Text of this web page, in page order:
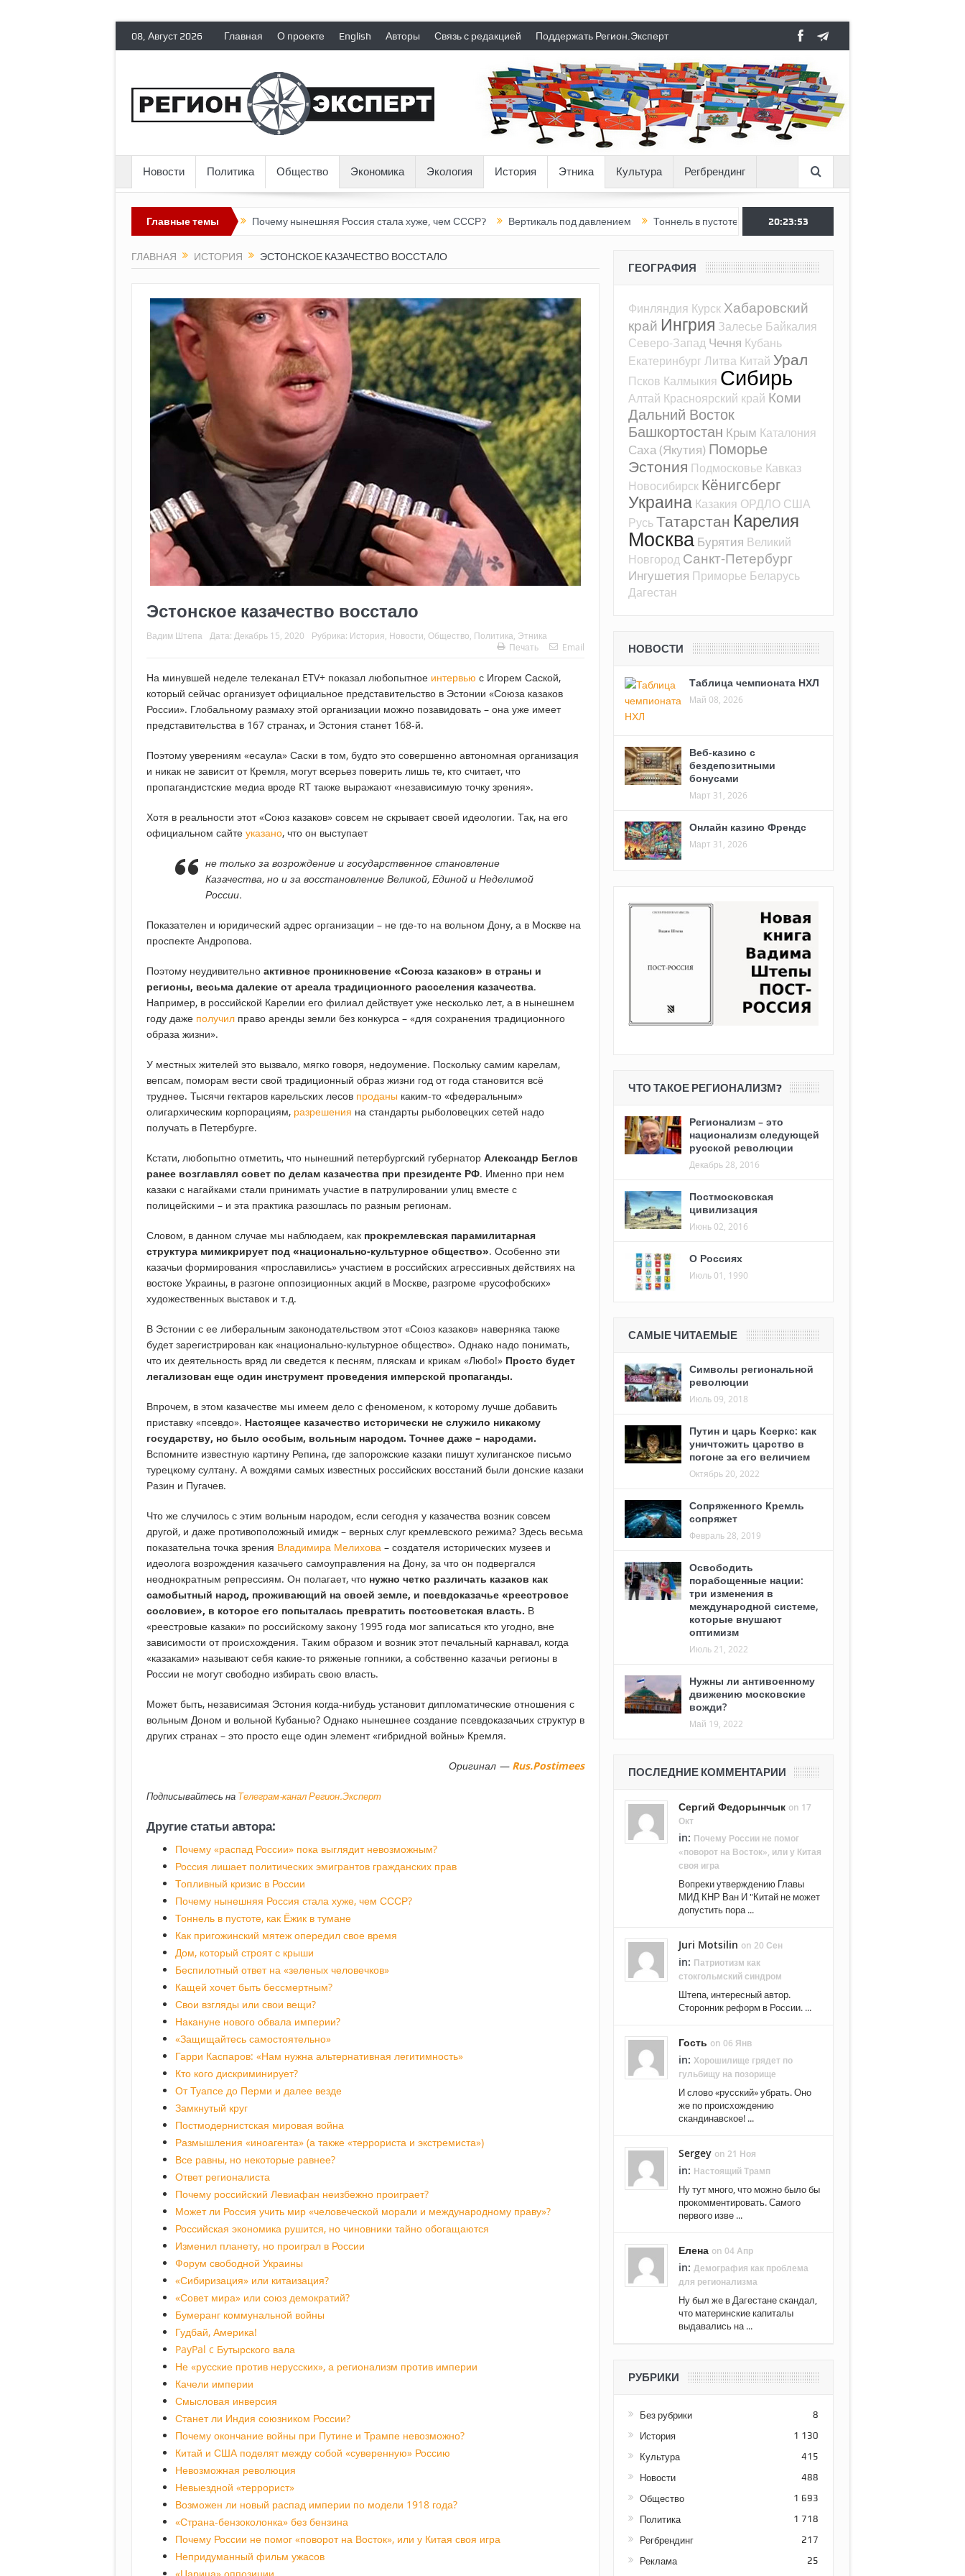
08, Август 2026 Главная О проекте English Авторы Связь с редакцией Поддержать Регион.Эксперт
Новости Политика Общество Экономика Экология История Этника Культура Регбрендинг
Главные темы
Топливный кризис в России Почему нынешняя Россия стала хуже, чем СССР? Вертикаль под давлением Тоннель в пустоте, как Ёжик в тумане Как пригожинский мятеж опередил
20:23:54
ГЛАВНАЯ ИСТОРИЯ ЭСТОНСКОЕ КАЗАЧЕСТВО ВОССТАЛО
Эстонское казачество восстало
Вадим Штепа Дата: Декабрь 15, 2020 Рубрика: История Новости Общество Политика Этника
Печать
Email
На минувшей неделе телеканал ETV+ показал любопытное интервью с Игорем Саской,
который сейчас организует официальное представительство в Эстонии «Союза казаков
России». Глобальному размаху этой организации можно позавидовать – она уже имеет
представительства в 167 странах, и Эстония станет 168-й.
Поэтому уверениям «есаула» Саски в том, будто это совершенно автономная организация
и никак не зависит от Кремля, могут всерьез поверить лишь те, кто считает, что
пропагандистские медиа вроде RT также выражают «независимую точку зрения».
Хотя в реальности этот «Союз казаков» совсем не скрывает своей идеологии. Так, на его
официальном сайте указано, что он выступает
не только за возрождение и государственное становление
Казачества, но и за восстановление Великой, Единой и Неделимой
России.
Показателен и юридический адрес организации – не где-то на вольном Дону, а в Москве на
проспекте Андропова.
Поэтому неудивительно активное проникновение «Союза казаков» в страны и
регионы, весьма далекие от ареала традиционного расселения казачества.
Например, в российской Карелии его филиал действует уже несколько лет, а в нынешнем
году даже получил право аренды земли без конкурса – «для сохранения традиционного
образа жизни».
У местных жителей это вызвало, мягко говоря, недоумение. Поскольку самим карелам,
вепсам, поморам вести свой традиционный образ жизни год от года становится всё
труднее. Тысячи гектаров карельских лесов проданы каким-то «федеральным»
олигархическим корпорациям, разрешения на стандарты рыболовецких сетей надо
получать в Петербурге.
Кстати, любопытно отметить, что нынешний петербургский губернатор Александр Беглов
ранее возглавлял совет по делам казачества при президенте РФ. Именно при нем
казаки с нагайками стали принимать участие в патрулировании улиц вместе с
полицейскими – и эта практика разошлась по разным регионам.
Словом, в данном случае мы наблюдаем, как прокремлевская парамилитарная
структура мимикрирует под «национально-культурное общество». Особенно эти
казачьи формирования «прославились» участием в российских агрессивных действиях на
востоке Украины, в разгоне оппозиционных акций в Москве, разгроме «русофобских»
художественных выставок и т.д.
В Эстонии с ее либеральным законодательством этот «Союз казаков» наверняка также
будет зарегистрирован как «национально-культурное общество». Однако надо понимать,
что их деятельность вряд ли сведется к песням, пляскам и крикам «Любо!» Просто будет
легализован еще один инструмент проведения имперской пропаганды.
Впрочем, в этом казачестве мы имеем дело с феноменом, к которому лучше добавить
приставку «псевдо». Настоящее казачество исторически не служило никакому
государству, но было особым, вольным народом. Точнее даже – народами.
Вспомните известную картину Репина, где запорожские казаки пишут хулиганское письмо
турецкому султану. А вождями самых известных российских восстаний были донские казаки
Разин и Пугачев.
Что же случилось с этим вольным народом, если сегодня у казачества возник совсем
другой, и даже противоположный имидж – верных слуг кремлевского режима? Здесь весьма
показательна точка зрения Владимира Мелихова – создателя исторических музеев и
идеолога возрождения казачьего самоуправления на Дону, за что он подвергался
неоднократным репрессиям. Он полагает, что нужно четко различать казаков как
самобытный народ, проживающий на своей земле, и псевдоказачье «реестровое
сословие», в которое его попыталась превратить постсоветская власть. В
«реестровые казаки» по российскому закону 1995 года мог записаться кто угодно, вне
зависимости от происхождения. Таким образом и возник этот печальный карнавал, когда
«казаками» называют себя какие-то ряженые гопники, а собственно казачьи регионы в
России не могут свободно избирать свою власть.
Может быть, независимая Эстония когда-нибудь установит дипломатические отношения с
вольным Доном и вольной Кубанью? Однако нынешнее создание псевдоказачьих структур в
других странах – это просто еще один элемент «гибридной войны» Кремля.
Оригинал — Rus.Postimees
Подписывайтесь на Телеграм-канал Регион.Эксперт
Другие статьи автора:
Почему «распад России» пока выглядит невозможным?
Россия лишает политических эмигрантов гражданских прав
Топливный кризис в России
Почему нынешняя Россия стала хуже, чем СССР?
Тоннель в пустоте, как Ёжик в тумане
Как пригожинский мятеж опередил свое время
Дом, который строят с крыши
Беспилотный ответ на «зеленых человечков»
Кащей хочет быть бессмертным?
Свои взгляды или свои вещи?
Накануне нового обвала империи?
«Защищайтесь самостоятельно»
Гарри Каспаров: «Нам нужна альтернативная легитимность»
Кто кого дискриминирует?
От Туапсе до Перми и далее везде
Замкнутый круг
Постмодернистская мировая война
Размышления «иноагента» (а также «террориста и экстремиста»)
Все равны, но некоторые равнее?
Ответ регионалиста
Почему российский Левиафан неизбежно проиграет?
Может ли Россия учить мир «человеческой морали и международному праву»?
Российская экономика рушится, но чиновники тайно обогащаются
Изменил планету, но проиграл в России
Форум свободной Украины
«Сибиризация» или китаизация?
«Совет мира» или союз демократий?
Бумеранг коммунальной войны
Гудбай, Америка!
PayPal c Бутырского вала
Не «русские против нерусских», а регионализм против империи
Качели империи
Смысловая инверсия
Станет ли Индия союзником России?
Почему окончание войны при Путине и Трампе невозможно?
Китай и США поделят между собой «суверенную» Россию
Невозможная революция
Невыездной «террорист»
Возможен ли новый распад империи по модели 1918 года?
«Страна-бензоколонка» без бензина
Почему России не помог «поворот на Восток», или у Китая своя игра
Непридуманный фильм ужасов
ГЕОГРАФИЯ
Финляндия Курск Хабаровский
край Ингрия Залесье Байкалия
Северо-Запад Чечня Кубань
Екатеринбург Литва Китай Урал
Псков Калмыкия Сибирь
Алтай Красноярский край Коми
Дальний Восток
Башкортостан Крым Каталония
Саха (Якутия) Поморье
Эстония Подмосковье Кавказ
Новосибирск Кёнигсберг
Украина Казакия ОРДЛО США
РусьТатарстан Карелия
Москва Бурятия Великий
Новгород Санкт-Петербург
Ингушетия Приморье Беларусь
Дагестан
НОВОСТИ
Таблица чемпионата НХЛ
Май 08, 2026
Веб-казино с
бездепозитными
бонусами
Март 31, 2026
Онлайн казино Френдс
Март 31, 2026
ЧТО ТАКОЕ РЕГИОНАЛИЗМ?
Регионализм – это
национализм следующей
русской революции
Декабрь 28, 2016
Постмосковская
цивилизация
Июнь 02, 2016
О Россиях
Июль 01, 1990
САМЫЕ ЧИТАЕМЫЕ
Символы региональной
революции
Июль 09, 2018
Путин и царь Ксеркс: как
уничтожить царство в
погоне за его величием
Октябрь 20, 2022
Сопряженного Кремль
сопряжет
Февраль 28, 2019
Освободить
порабощенные нации:
три изменения в
международной системе,
которые внушают
оптимизм
Июль 21, 2022
Нужны ли антивоенному
движению московские
вожди?
Май 19, 2022
ПОСЛЕДНИЕ КОММЕНТАРИИ
Сергий Федорынчык on 17
Окт
in: Почему России не помог
«поворот на Восток», или у Китая
своя игра
Вопреки утверждению Главы
МИД КНР Ван И "Китай не может
допустить пора ...
Juri Motsilin on 20 Сен
in: Патриотизм как
стокгольмский синдром
Штепа, интересный автор.
Сторонник реформ в России. ...
Гость on 06 Янв
in: Хорошилище грядет по
гульбищу на позорище
И слово «русский» убрать. Оно
же по происхождению
скандинавское! ...
Sergey on 21 Ноя
in: Настоящий Трамп
Ну тут много, что можно было бы
прокомментировать. Самого
первого изве ...
Елена on 04 Апр
in: Демография как проблема
для регионализма
Ну был же в Дагестане скандал,
что материнские капиталы
выдавались на ...
РУБРИКИ
Без рубрики 8
История 1 130
Культура 415
Новости 488
Общество 1 693
Политика 1 718
Регбрендинг 217
Реклама 25